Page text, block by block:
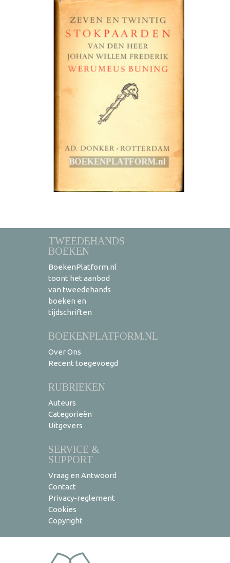
TWEEDEHANDS
BOEKEN
BoekenPlatform.nl
toont het aanbod
van tweedehands
boeken en
tijdschriften
BOEKENPLATFORM.NL
Over Ons
Recent toegevoegd
RUBRIEKEN
Auteurs
Categorieën
Uitgevers
SERVICE &
SUPPORT
Vraag en Antwoord
Contact
Privacy-reglement
Cookies
Copyright